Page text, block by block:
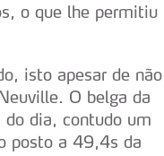
o que lhe permitiu
isto apesar de não
O belga da
dia, contudo um
posto a 49,4s da